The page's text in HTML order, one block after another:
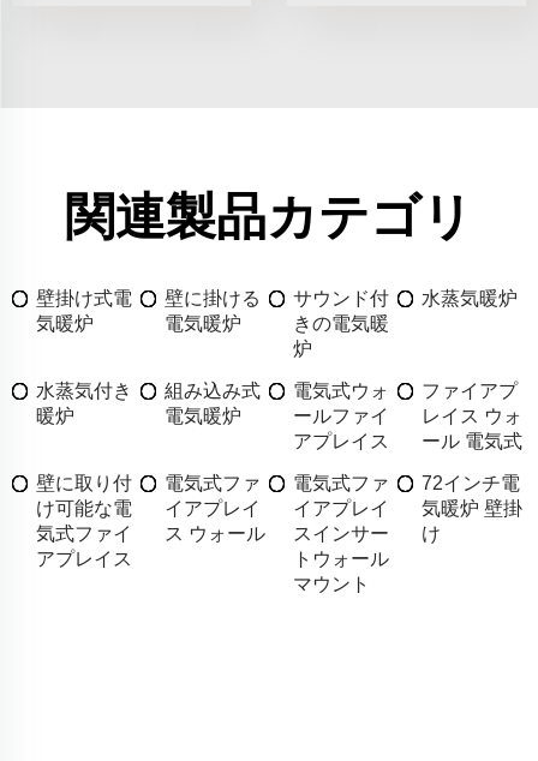
関連製品カテゴリ
壁掛け式電
気暖炉
壁に掛ける
電気暖炉
サウンド付
きの電気暖
炉
水蒸気暖炉
水蒸気付き
暖炉
組み込み式
電気暖炉
電気式ウォ
ールファイ
アプレイス
ファイアプ
レイス ウォ
ール 電気式
壁に取り付
け可能な電
気式ファイ
アプレイス
電気式ファ
イアプレイ
ス ウォール
電気式ファ
イアプレイ
スインサー
トウォール
マウント
72インチ電
気暖炉 壁掛
け